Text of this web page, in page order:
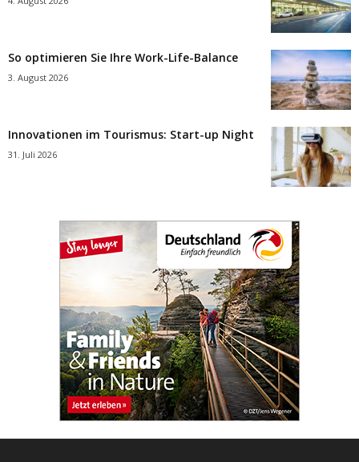
So optimieren Sie Ihre Work-Life-Balance
3. August 2026
Innovationen im Tourismus: Start-up Night
31. Juli 2026